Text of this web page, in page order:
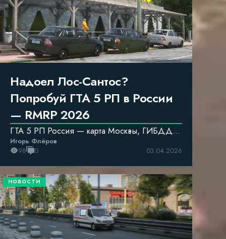
Надоел Лос-Сантос?
Попробуй ГТА 5 РП в России
— RMRP 2026
ГТА 5 РП Россия — карта Москвы, ГИБДД,
ВАЗы и панельки вместо Лос-Сантоса
Игорь Флёров
98
0 03.04.2026
НОВОСТИ